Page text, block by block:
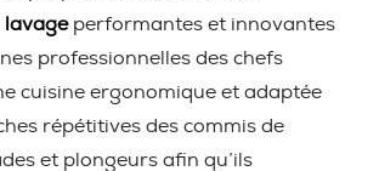
lavageperformantes et innovantes
professionnelles des chefs
cuisine ergonomique et adaptée
répétitives des commis de
et plongeurs afin qu’ils